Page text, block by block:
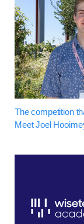
The competition
Meet Joel